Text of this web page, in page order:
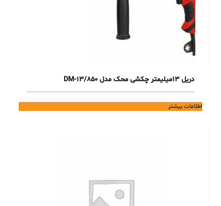
دریل 13میلیمتر چکشی محک مدل DM-13/850
اطلاعات بیشتر